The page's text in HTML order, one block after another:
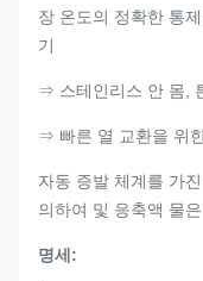
장 온도의 정확한 통
기
⇒ 스테인리스 안 몸,
⇒ 빠른 열 교환을 위
자동 증발 체계를 가
의하여 및 응축액 물
명세: